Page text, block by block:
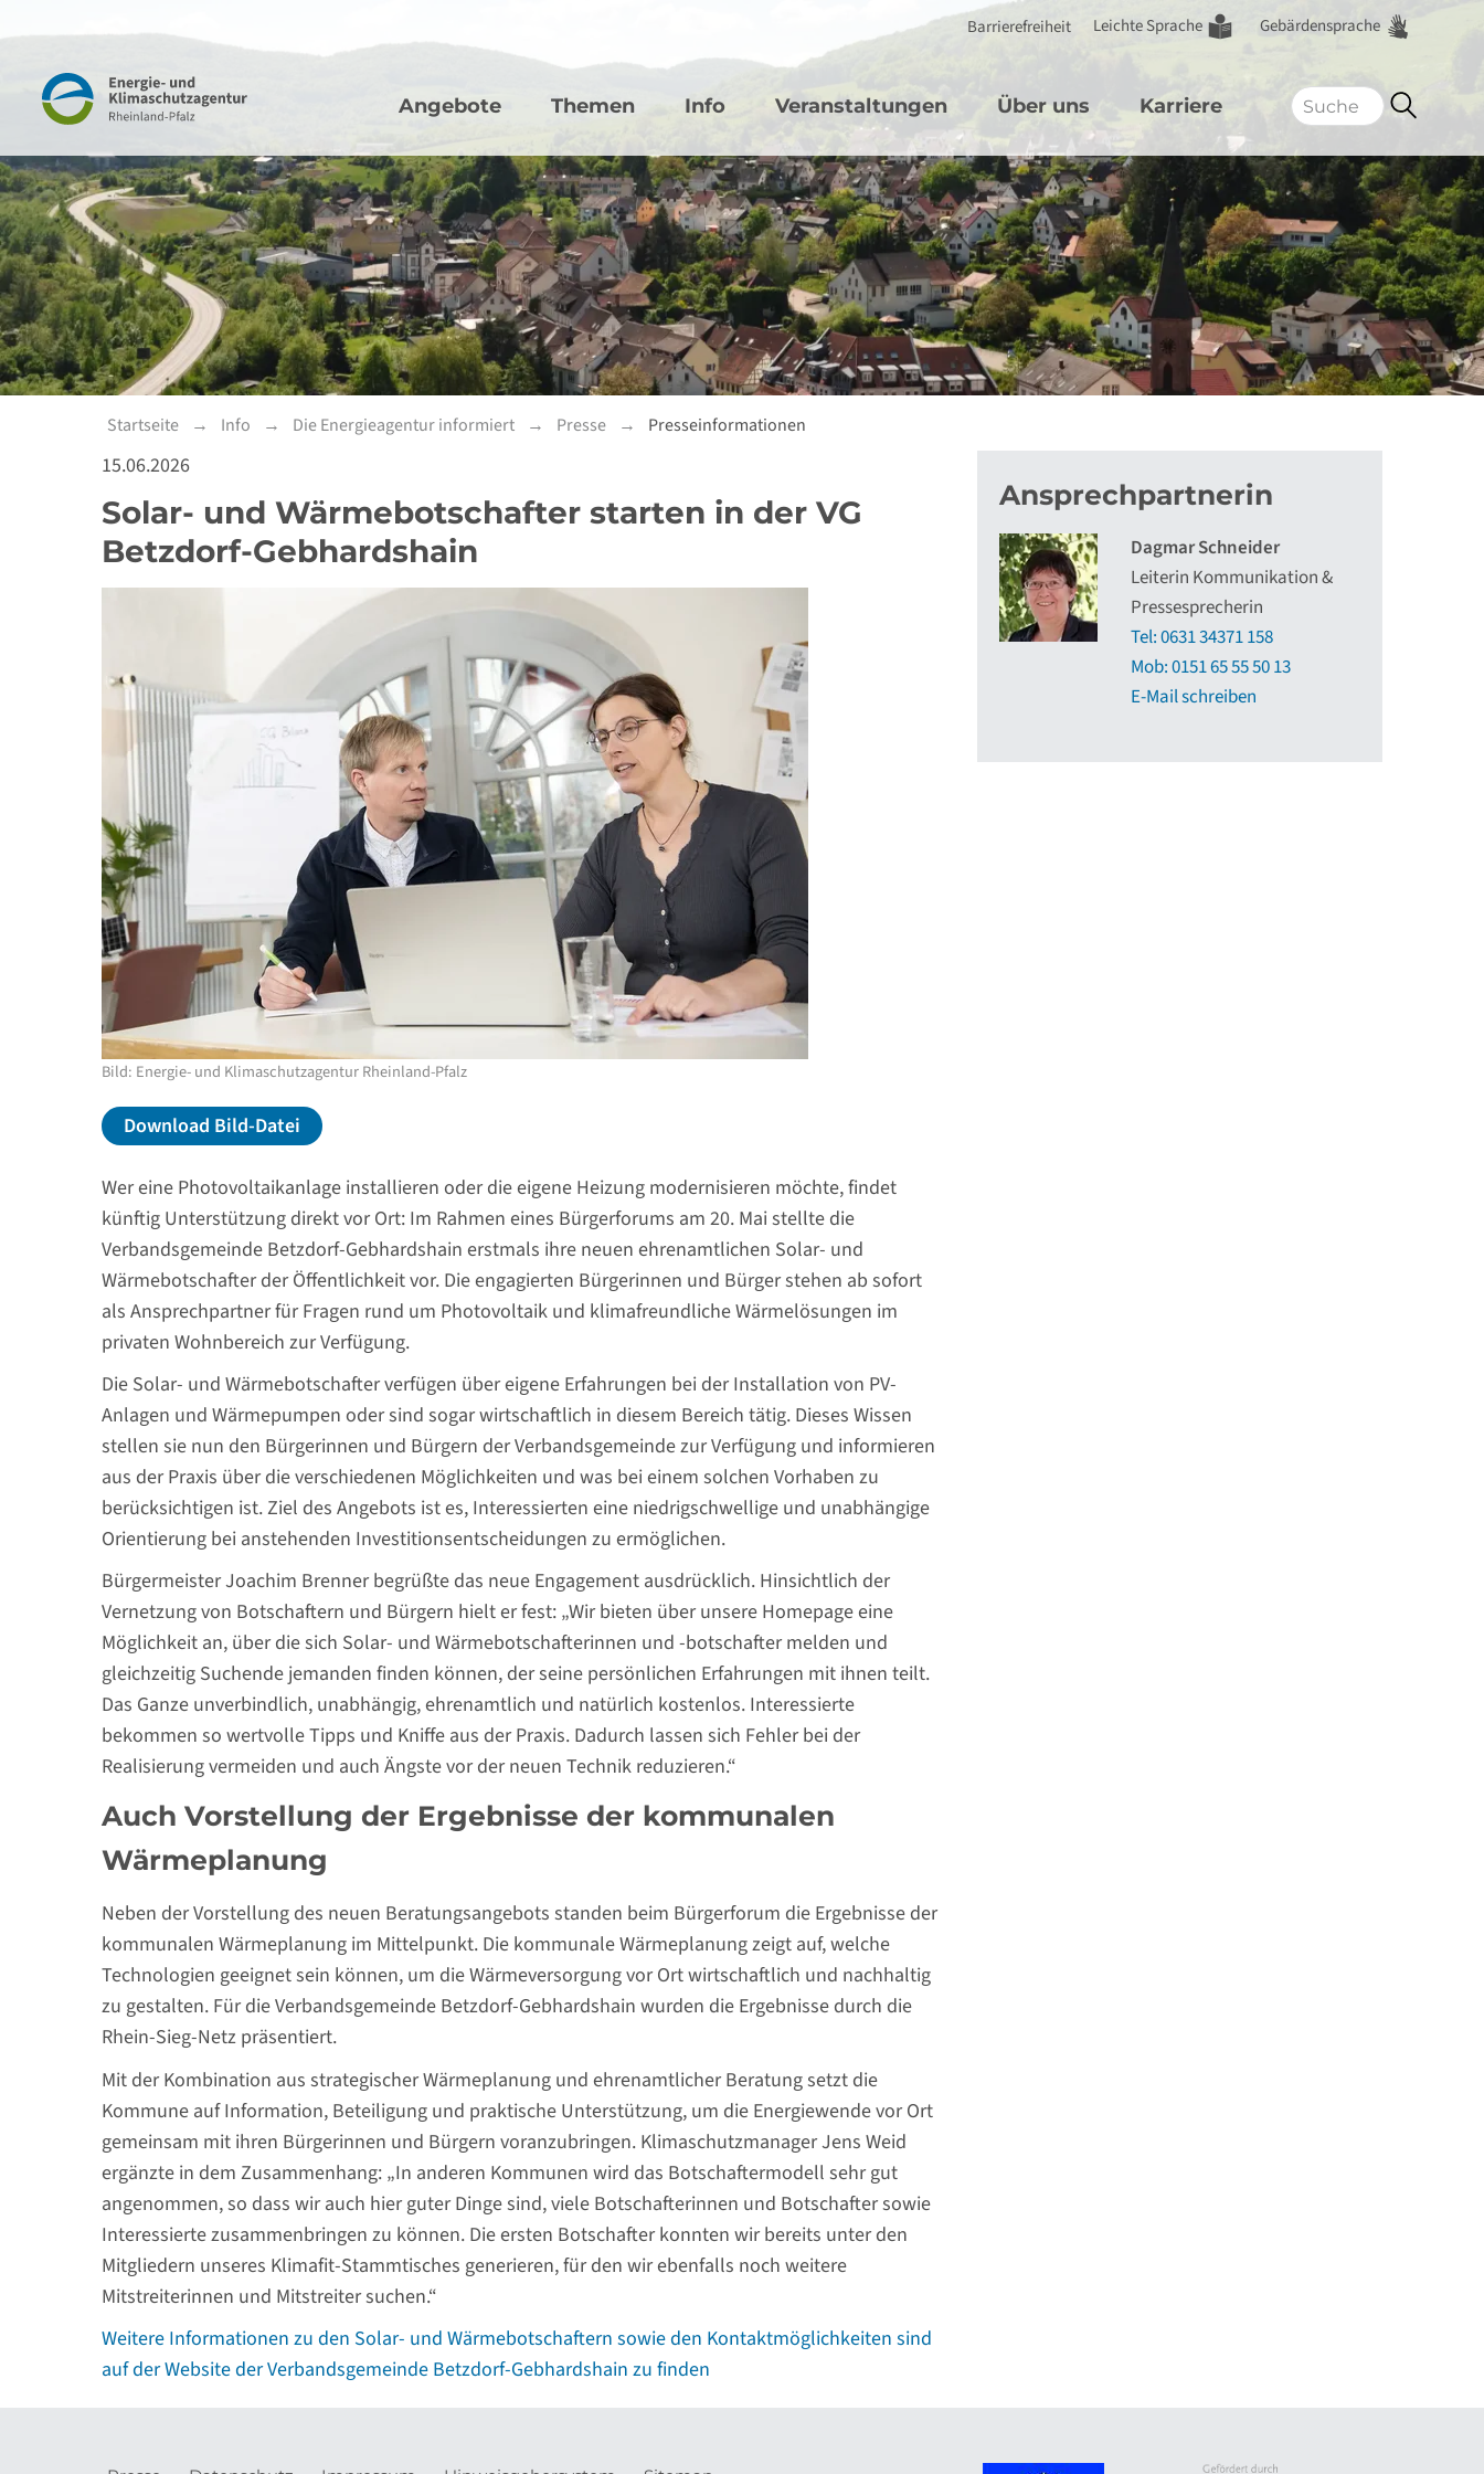
Barrierefreiheit Leichte Sprache Gebärdensprache
Navigation Hauptnavigation
Angebote Themen Info Veranstaltungen Über uns Karriere
Startseite Info Die Energieagentur informiert Presse Presseinformationen
15.06.2026
Solar- und Wärmebotschafter starten in der VG
Betzdorf-Gebhardshain
Bild: Energie- und Klimaschutzagentur Rheinland-Pfalz
Download Bild-Datei
Wer eine Photovoltaikanlage installieren oder die eigene Heizung modernisieren möchte, findet
künftig Unterstützung direkt vor Ort: Im Rahmen eines Bürgerforums am 20. Mai stellte die
Verbandsgemeinde Betzdorf-Gebhardshain erstmals ihre neuen ehrenamtlichen Solar- und
Wärmebotschafter der Öffentlichkeit vor. Die engagierten Bürgerinnen und Bürger stehen ab sofort
als Ansprechpartner für Fragen rund um Photovoltaik und klimafreundliche Wärmelösungen im
privaten Wohnbereich zur Verfügung.
Die Solar- und Wärmebotschafter verfügen über eigene Erfahrungen bei der Installation von PV-
Anlagen und Wärmepumpen oder sind sogar wirtschaftlich in diesem Bereich tätig. Dieses Wissen
stellen sie nun den Bürgerinnen und Bürgern der Verbandsgemeinde zur Verfügung und informieren
aus der Praxis über die verschiedenen Möglichkeiten und was bei einem solchen Vorhaben zu
berücksichtigen ist. Ziel des Angebots ist es, Interessierten eine niedrigschwellige und unabhängige
Orientierung bei anstehenden Investitionsentscheidungen zu ermöglichen.
Bürgermeister Joachim Brenner begrüßte das neue Engagement ausdrücklich. Hinsichtlich der
Vernetzung von Botschaftern und Bürgern hielt er fest: „Wir bieten über unsere Homepage eine
Möglichkeit an, über die sich Solar- und Wärmebotschafterinnen und -botschafter melden und
gleichzeitig Suchende jemanden finden können, der seine persönlichen Erfahrungen mit ihnen teilt.
Das Ganze unverbindlich, unabhängig, ehrenamtlich und natürlich kostenlos. Interessierte
bekommen so wertvolle Tipps und Kniffe aus der Praxis. Dadurch lassen sich Fehler bei der
Realisierung vermeiden und auch Ängste vor der neuen Technik reduzieren.“
Auch Vorstellung der Ergebnisse der kommunalen
Wärmeplanung
Neben der Vorstellung des neuen Beratungsangebots standen beim Bürgerforum die Ergebnisse der
kommunalen Wärmeplanung im Mittelpunkt. Die kommunale Wärmeplanung zeigt auf, welche
Technologien geeignet sein können, um die Wärmeversorgung vor Ort wirtschaftlich und nachhaltig
zu gestalten. Für die Verbandsgemeinde Betzdorf-Gebhardshain wurden die Ergebnisse durch die
Rhein-Sieg-Netz präsentiert.
Mit der Kombination aus strategischer Wärmeplanung und ehrenamtlicher Beratung setzt die
Kommune auf Information, Beteiligung und praktische Unterstützung, um die Energiewende vor Ort
gemeinsam mit ihren Bürgerinnen und Bürgern voranzubringen. Klimaschutzmanager Jens Weid
ergänzte in dem Zusammenhang: „In anderen Kommunen wird das Botschaftermodell sehr gut
angenommen, so dass wir auch hier guter Dinge sind, viele Botschafterinnen und Botschafter sowie
Interessierte zusammenbringen zu können. Die ersten Botschafter konnten wir bereits unter den
Mitgliedern unseres Klimafit-Stammtisches generieren, für den wir ebenfalls noch weitere
Mitstreiterinnen und Mitstreiter suchen.“
Weitere Informationen zu den Solar- und Wärmebotschaftern sowie den Kontaktmöglichkeiten sind
auf der Website der Verbandsgemeinde Betzdorf-Gebhardshain zu finden
Ansprechpartnerin
Dagmar Schneider
Leiterin Kommunikation &
Pressesprecherin
Tel: 0631 34371 158
Mob: 0151 65 55 50 13
E-Mail schreiben